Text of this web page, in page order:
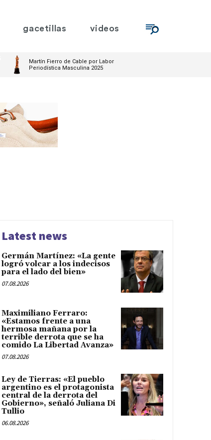
gacetillas videos
Martín Fierro de Cable por Labor
Periodística Masculina 2025
Latest news
Germán Martínez: «La gente
logró volcar a los indecisos
para el lado del bien»
07.08.2026
Maximiliano Ferraro:
«Estamos frente a una
hermosa mañana por la
terrible derrota que se ha
comido La Libertad Avanza»
07.08.2026
Ley de Tierras: «El pueblo
argentino es el protagonista
central de la derrota del
Gobierno», señaló Juliana Di
Tullio
06.08.2026